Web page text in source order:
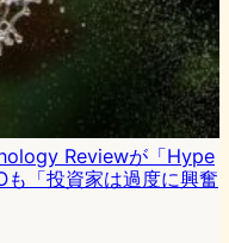
Reviewが「Hype
「投資家は過度に興奮